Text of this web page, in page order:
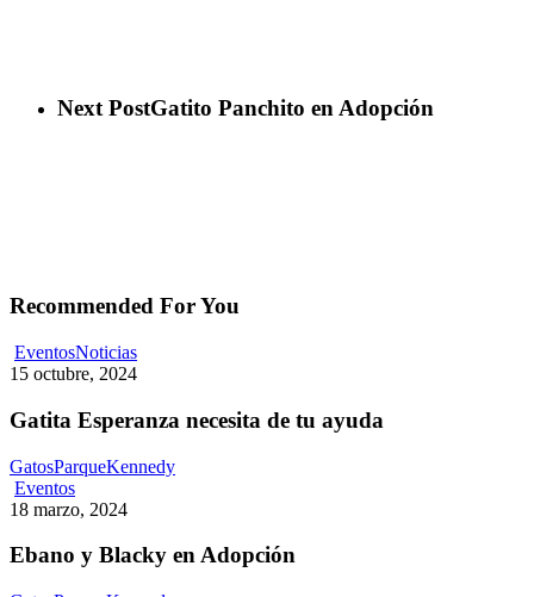
Next PostGatito Panchito en Adopción
Recommended For You
EventosNoticiasGatita
Esperanza
de
ayuda
15 octubre, 2024
Gatita Esperanza necesita de tu ayuda
GatosParqueKennedy
EventosEbano
y
en
Adopción
18 marzo, 2024
Ebano y Blacky en Adopción